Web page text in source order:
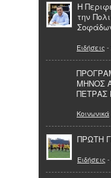
Η
την
Ειδήσεις -
ΜΗΝΟΣ
ΠΕΤΡΑΣ
Κοινωνικά
ΠΡΩΤΗ
Ειδήσεις -